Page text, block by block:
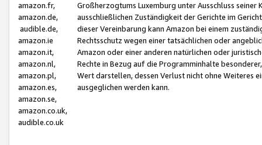
amazon.fr,
amazon.de,
audible.de,
amazon.ie
amazon.it,
amazon.nl,
amazon.pl,
amazon.es,
amazon.se,
amazon.co.uk,
audible.co.uk
Großherzogtums Luxemburg unter Ausschluss
ausschließlichen Zuständigkeit der Gerichte im
dieser Vereinbarung kann Amazon bei einem
Rechtsschutz wegen einer tatsächlichen oder
Amazon oder einer anderen natürlichen oder
Rechte in Bezug auf die Programminhalte
Wert darstellen, dessen Verlust nicht ohne Weiteres
ausgeglichen werden kann.